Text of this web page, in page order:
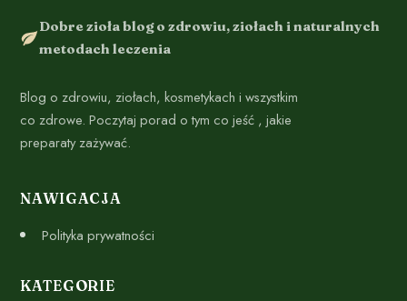
Dobre zioła blog o zdrowiu, ziołach i naturalnych
metodach leczenia
Blog o zdrowiu, ziołach, kosmetykach i wszystkim
co zdrowe. Poczytaj porad o tym co jeść , jakie
preparaty zażywać.
NAWIGACJA
Polityka prywatności
KATEGORIE